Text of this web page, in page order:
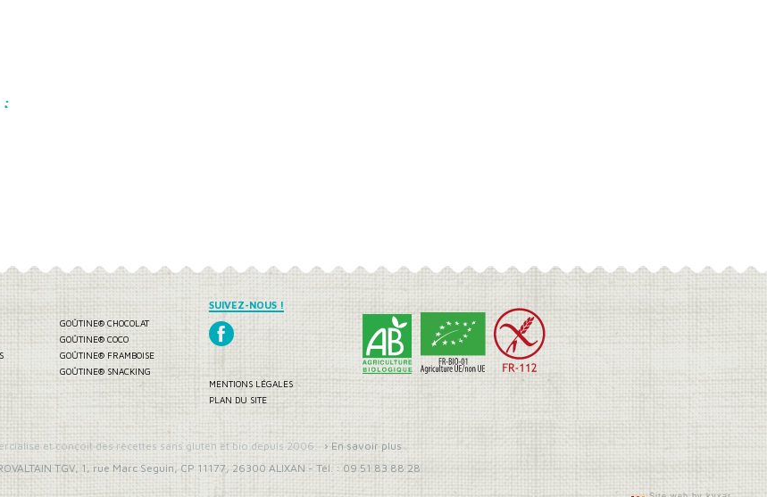
GOÛTINE® CHOCOLAT
GOÛTINE® COCO
GOÛTINE® FRAMBOISE
GOÛTINE® SNACKING
SUIVEZ-NOUS !
MENTIONS LÉGALES
PLAN DU SITE
et conçoit des recettes sans gluten et bio depuis 2006.
› En savoir plus
TGV, 1, rue Marc Seguin, CP 11177 , 26300 ALIXAN - Tél. : 09 51 83 88 28